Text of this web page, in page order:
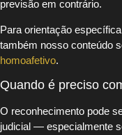
previsão em contrário.
Para orientação
também nosso conteúdo
homoafetivo.
Quando é preciso
O reconhecimento pode
judicial — especialmente